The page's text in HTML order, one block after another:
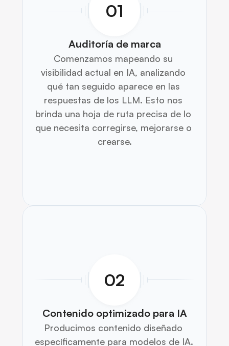
01
Auditoría de marca
Comenzamos mapeando su
visibilidad actual en IA, analizando
qué tan seguido aparece en las
respuestas de los LLM. Esto nos
brinda una hoja de ruta precisa de lo
que necesita corregirse, mejorarse o
crearse.
02
Contenido optimizado para IA
Producimos contenido diseñado
específicamente para modelos de IA.